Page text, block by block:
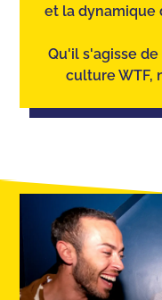
et la dynamique
Qu'il s'agisse
culture WTF,